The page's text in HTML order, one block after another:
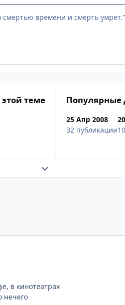
смертью времени и смерть умрет."
теме Популярные
25 Апр 2008
32 публикации
Развернуть обзор темы
в кинотеатрах
нечего